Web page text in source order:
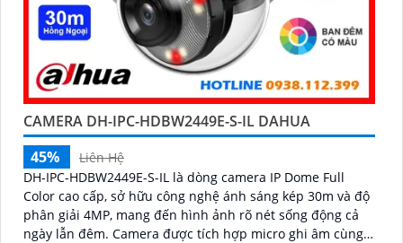
CAMERA DH-IPC-HDBW2449E-S-IL DAHUA
45%
Liên Hệ
DH-IPC-HDBW2449E-S-IL là dòng camera IP Dome Full
Color cao cấp, sở hữu công nghệ ánh sáng kép 30m và độ
phân giải 4MP, mang đến hình ảnh rõ nét sống động cả
ngày lẫn đêm. Camera được tích hợp micro ghi âm cùng